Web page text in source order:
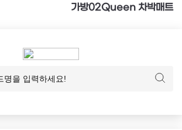
가방02Queen 차박매트